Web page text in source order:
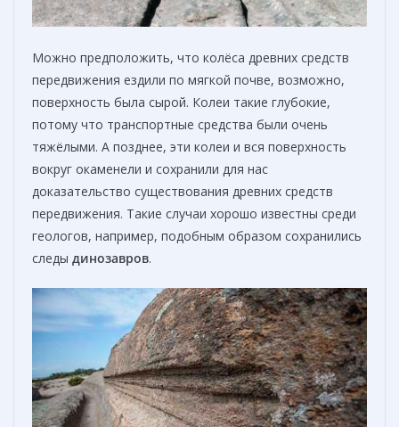
Можно предположить, что колёса древних средств
передвижения ездили по мягкой почве, возможно,
поверхность была сырой. Колеи такие глубокие,
потому что транспортные средства были очень
тяжёлыми. А позднее, эти колеи и вся поверхность
вокруг окаменели и сохранили для нас
доказательство существования древних средств
передвижения. Такие случаи хорошо известны среди
геологов, например, подобным образом сохранились
следы динозавров.